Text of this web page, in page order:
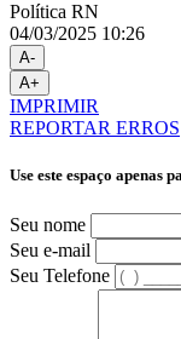
Política RN
04/03/2025 10:26
A-
A+
IMPRIMIR
REPORTAR ERROS
Use este espaço apenas
Seu nome
Seu e-mail
Seu Telefone